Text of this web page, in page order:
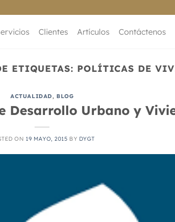
Clientes Artículos Contáctenos
ETIQUETAS: POLÍTICAS DE
ACTUALIDAD, BLOG
Desarrollo Urbano y
ON 19 MAYO, 2015 BY DYGT